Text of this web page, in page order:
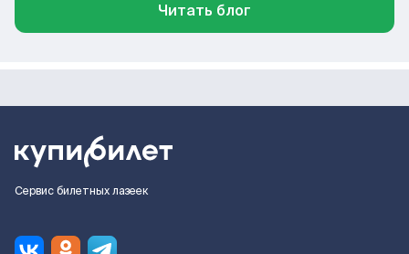
Читать блог
Сервис билетных лазеек